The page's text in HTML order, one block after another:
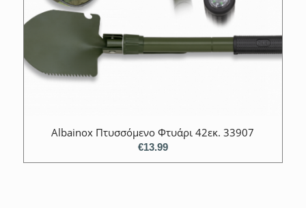
Αlbainox Πτυσσόμενο Φτυάρι 42εκ. 33907
€13.99